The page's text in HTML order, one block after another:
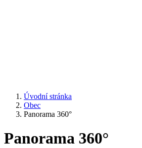
Úvodní stránka
Obec
Panorama 360°
Panorama 360°